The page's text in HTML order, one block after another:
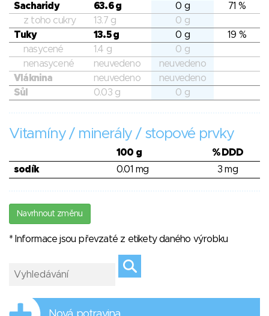
Sacharidy
63.6 g 0 g
71 %
z toho cukry
13.7 g
0 g
Tuky
13.5 g 0 g
19 %
nasycené
1.4 g
0 g
nenasycené
neuvedeno
neuvedeno
Vláknina
neuvedeno
neuvedeno
Sůl
0.03 g 0 g
Vitamíny / minerály / stopové prvky
100 g
% DDD
sodík
0.01 mg 3 mg
Navrhnout změnu
* Informace jsou převzaté z etikety daného výrobku